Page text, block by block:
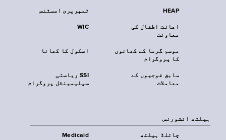
ٹمپریری اسسٹنس HEAP
WIC
اعانت اطفال کی
معاونت
اسکول کا کھانا
موسم گرما کے کھانوں
کا پروگرام
SSI ریاستی
سپلیمینٹل پروگرام
سابق فوجیوں کے
معاملات
‏ہیلتھ انشورنس
Medicaid
چائلڈ ہیلتھ